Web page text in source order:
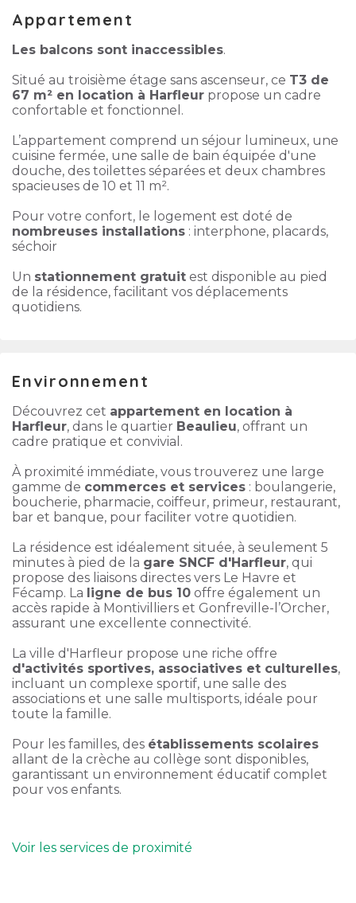
Appartement
Les balcons sont inaccessibles.
Situé au troisième étage sans ascenseur, ce T3 de
67 m² en location à Harfleur propose un cadre
confortable et fonctionnel.
L’appartement comprend un séjour lumineux, une
cuisine fermée, une salle de bain équipée d'une
douche, des toilettes séparées et deux chambres
spacieuses de 10 et 11 m².
Pour votre confort, le logement est doté de
nombreuses installations : interphone, placards,
séchoir
Un stationnement gratuit est disponible au pied
de la résidence, facilitant vos déplacements
quotidiens.
Environnement
Découvrez cet appartement en location à
Harfleur, dans le quartier Beaulieu, offrant un
cadre pratique et convivial.
À proximité immédiate, vous trouverez une large
gamme de commerces et services : boulangerie,
boucherie, pharmacie, coiffeur, primeur, restaurant,
bar et banque, pour faciliter votre quotidien.
La résidence est idéalement située, à seulement 5
minutes à pied de la gare SNCF d'Harfleur, qui
propose des liaisons directes vers Le Havre et
Fécamp. La ligne de bus 10 offre également un
accès rapide à Montivilliers et Gonfreville-l’Orcher,
assurant une excellente connectivité.
La ville d'Harfleur propose une riche offre
d'activités sportives, associatives et culturelles,
incluant un complexe sportif, une salle des
associations et une salle multisports, idéale pour
toute la famille.
Pour les familles, des établissements scolaires
allant de la crèche au collège sont disponibles,
garantissant un environnement éducatif complet
pour vos enfants.
Voir les services de proximité